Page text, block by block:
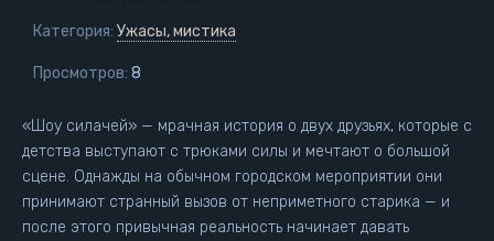
Категория: Ужасы, мистика
Просмотров: 8
«Шоу силачей» — мрачная история о двух друзьях, которые с
детства выступают с трюками силы и мечтают о большой
сцене. Однажды на обычном городском мероприятии они
принимают странный вызов от неприметного старика — и
после этого привычная реальность начинает давать